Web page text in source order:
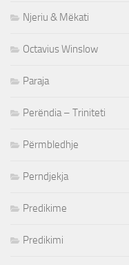
Njeriu & Mëkati
Octavius Winslow
Paraja
Perëndia – Triniteti
Përmbledhje
Perndjekja
Predikime
Predikimi